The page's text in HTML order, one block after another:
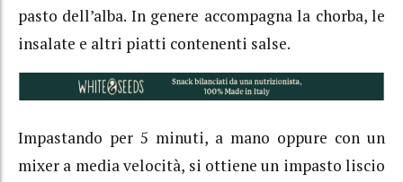
pasto dell’alba. In genere accompagna la chorba, le
insalate e altri piatti contenenti salse.
Impastando per 5 minuti, a mano oppure con un
mixer a media velocità, si ottiene un impasto liscio